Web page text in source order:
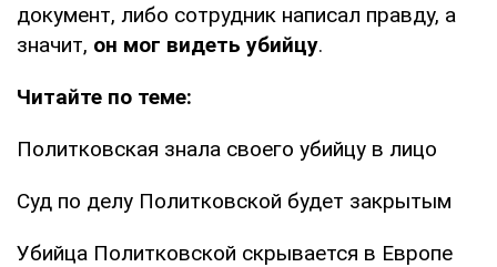
документ, либо сотрудник написал правду, а
значит, он мог видеть убийцу.
Читайте по теме:
Политковская знала своего убийцу в лицо
Суд по делу Политковской будет закрытым
Убийца Политковской скрывается в Европе